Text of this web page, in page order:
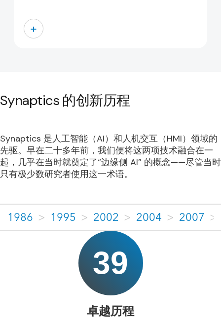
+
Synaptics 的创新历程
Synaptics 是人工智能（AI）和人机交互（HMI）领域的
先驱。早在二十多年前，我们便将这两项技术融合在一
起，几乎在当时就奠定了“边缘侧 AI” 的概念——尽管当时
只有极少数研究者使用这一术语。
1986 > 1995 > 2002 > 2004 > 2007 >
39
卓越历程